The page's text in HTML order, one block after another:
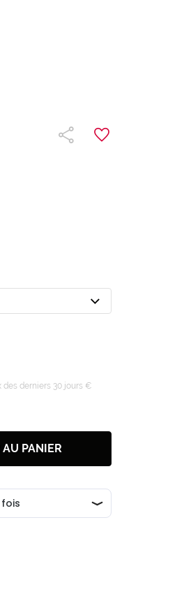
des derniers 30 jours €
PANIER